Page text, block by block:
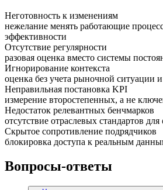
Неготовность к изменениям
нежелание менять работающие
эффективности
Отсутствие регулярности
разовая оценка вместо системы
Игнорирование контекста
оценка без учета рыночной ситуации
Неправильная постановка KPI
измерение второстепенных, а не
Недостаток релевантных бенчмарков
отсутствие отраслевых стандартов для
Скрытое сопротивление подрядчиков
блокировка доступа к реальным
Вопросы-ответы